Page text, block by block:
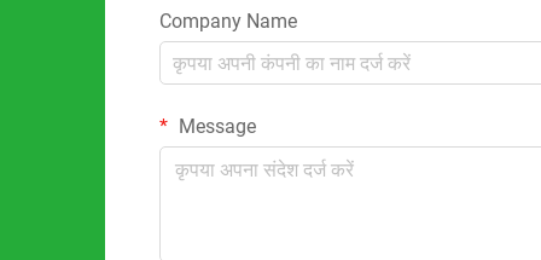
Company Name
Message